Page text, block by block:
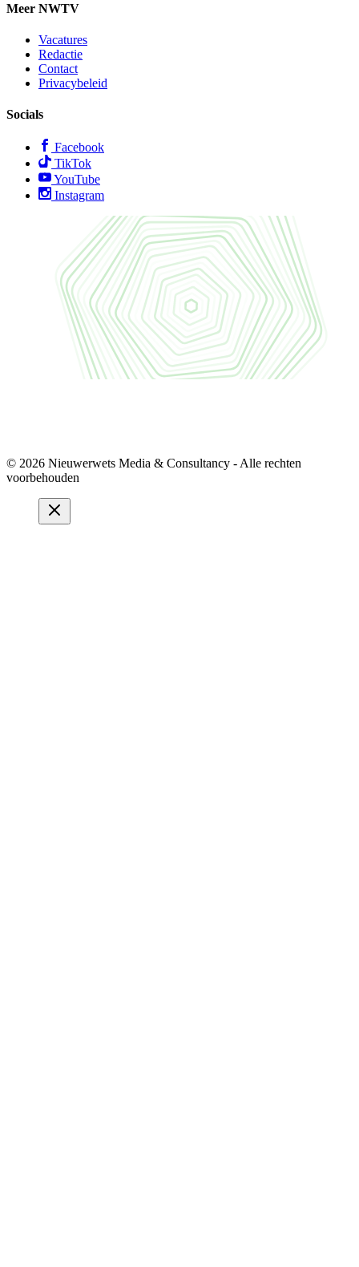
Meer NWTV
Vacatures
Redactie
Contact
Privacybeleid
Socials
Facebook
TikTok
YouTube
Instagram
© 2026 Nieuwerwets Media & Consultancy - Alle rechten
voorbehouden